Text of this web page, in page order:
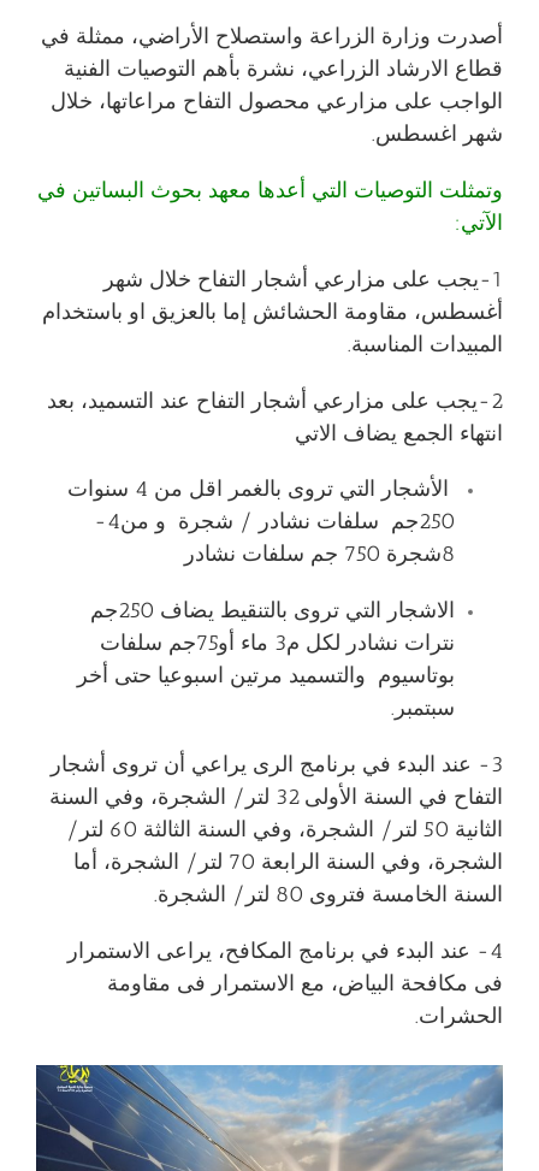
أصدرت وزارة الزراعة واستصلاح الأراضي، ممثلة في
قطاع الارشاد الزراعي، نشرة بأهم التوصيات الفنية
الواجب على مزارعي محصول التفاح مراعاتها، خلال
شهر اغسطس.
وتمثلت التوصيات التي أعدها معهد بحوث البساتين في
الآتي:
1-يجب على مزارعي أشجار التفاح خلال شهر
أغسطس، مقاومة الحشائش إما بالعزيق او باستخدام
المبيدات المناسبة.
2-يجب على مزارعي أشجار التفاح عند التسميد، بعد
انتهاء الجمع يضاف الاتي
الأشجار التي تروى بالغمر اقل من 4 سنوات
250جم سلفات نشادر / شجرة و من4-
8شجرة 750 جم سلفات نشادر
الاشجار التي تروى بالتنقيط يضاف 250جم
نترات نشادر لكل م3 ماء أو75جم سلفات
بوتاسيوم والتسميد مرتين اسبوعيا حتى أخر
سبتمبر.
3- عند البدء في برنامج الرى يراعي أن تروى أشجار
التفاح في السنة الأولى 32 لتر/ الشجرة، وفي السنة
الثانية 50 لتر/ الشجرة، وفي السنة الثالثة 60 لتر/
الشجرة، وفي السنة الرابعة 70 لتر/ الشجرة، أما
السنة الخامسة فتروى 80 لتر/ الشجرة.
4- عند البدء في برنامج المكافح، يراعى الاستمرار
فى مكافحة البياض، مع الاستمرار فى مقاومة
الحشرات.